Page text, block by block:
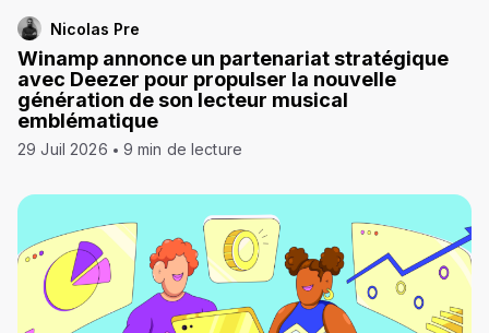
Nicolas Pre
Winamp annonce un partenariat stratégique
avec Deezer pour propulser la nouvelle
génération de son lecteur musical
emblématique
29 Juil 2026 9 min de lecture